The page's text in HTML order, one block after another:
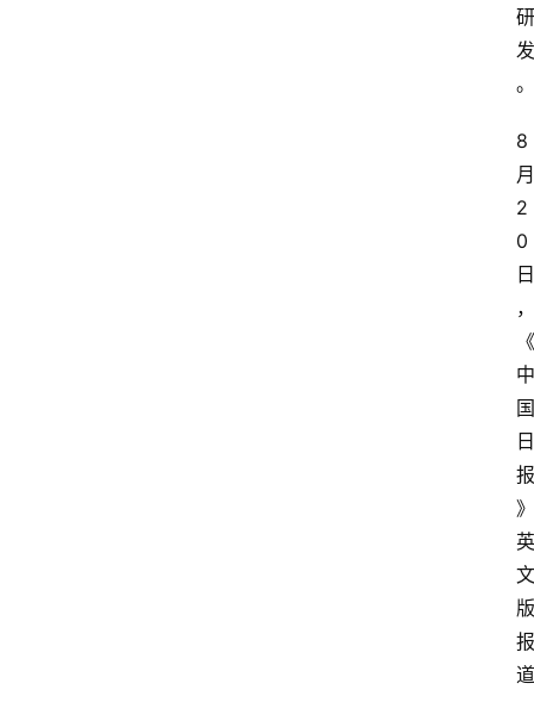
研
发
。
8
月
2
0
日
，
《
中
国
日
报
》
英
文
版
报
道